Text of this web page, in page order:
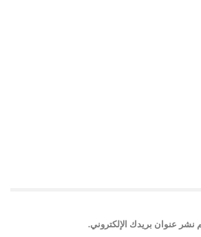
نشر عنوان بريدك الإلكتروني.